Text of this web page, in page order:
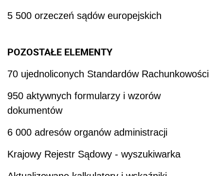
5 500 orzeczeń sądów europejskich
POZOSTAŁE ELEMENTY
70 ujednoliconych Standardów Rachunkowości
950 aktywnych formularzy i wzorów
dokumentów
6 000 adresów organów administracji
Krajowy Rejestr Sądowy - wyszukiwarka